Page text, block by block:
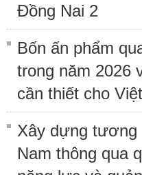
Đồng Nai 2
Bốn ấn phẩm
trong năm 2026
cần thiết cho
Xây dựng tương
Nam thông qua